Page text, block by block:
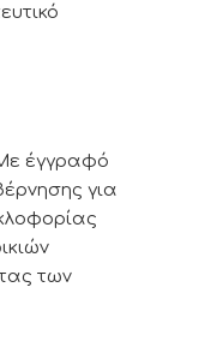
έγγραφό
για
των